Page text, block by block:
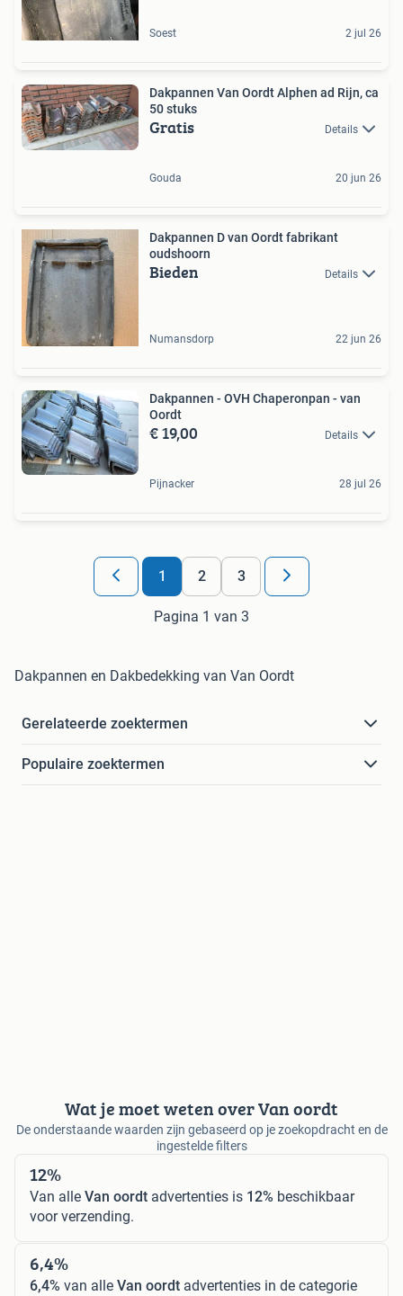
Soest 2 jul 26
Dakpannen Van Oordt Alphen ad Rijn, ca
50 stuks
Gratis Details
Gouda 20 jun 26
Dakpannen D van Oordt fabrikant
oudshoorn
Bieden Details
Numansdorp 22 jun 26
Dakpannen - OVH Chaperonpan - van
Oordt
€ 19,00 Details
Pijnacker 28 jul 26
1 2 3
Pagina 1 van 3
Dakpannen en Dakbedekking van Van Oordt
Gerelateerde zoektermen
Populaire zoektermen
Wat je moet weten over Van oordt
De onderstaande waarden zijn gebaseerd op je zoekopdracht en de
ingestelde filters
12%
Van alle Van oordt advertenties is 12% beschikbaar
voor verzending.
6,4%
6,4% van alle Van oordt advertenties in de categorie